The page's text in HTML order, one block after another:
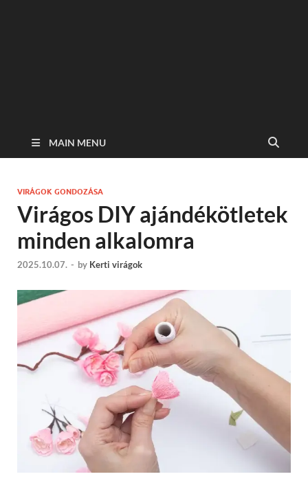
MAIN MENU
VIRÁGOK GONDOZÁSA
Virágos DIY ajándékötletek
minden alkalomra
2025.10.07. - by Kerti virágok